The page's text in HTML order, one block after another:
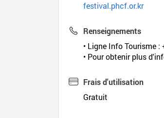
festival.phcf.or.kr
Renseignements
• Ligne Info Tourisme
• Pour obtenir plus
Frais d'utilisation
Gratuit